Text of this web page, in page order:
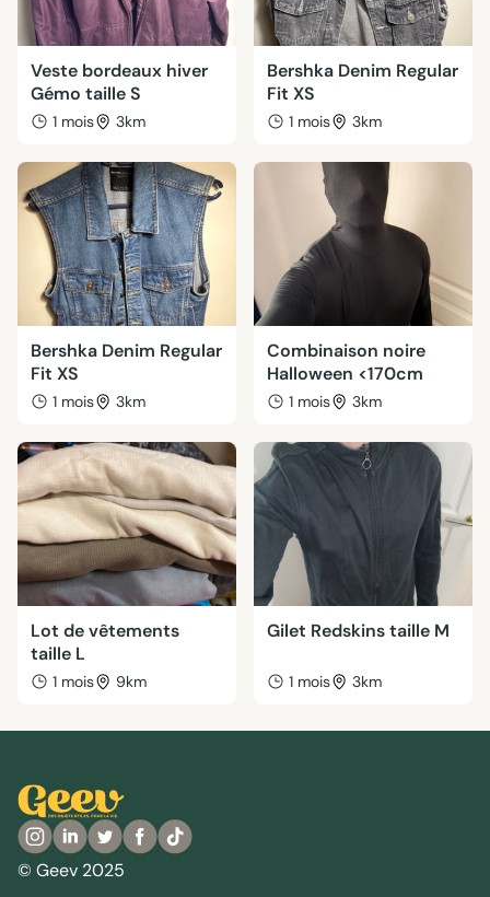
Veste bordeaux hiver
Gémo taille S
1 mois 3km
Bershka Denim Regular
Fit XS
1 mois 3km
Bershka Denim Regular
Fit XS
1 mois 3km
Combinaison noire
Halloween <170cm
1 mois 3km
Lot de vêtements
taille L
1 mois 9km
Gilet Redskins taille M
1 mois 3km
© Geev 2025